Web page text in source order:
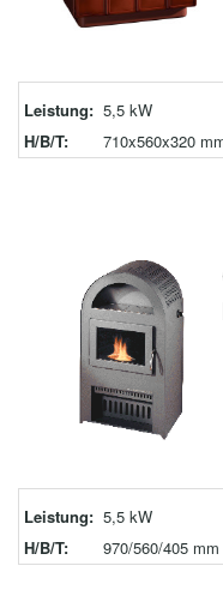
Leistung: 5,5 kW
H/B/T:
710x560x320
Leistung: 5,5 kW
H/B/T:
970/560/405 mm